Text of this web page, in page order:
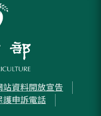
站資料開放宣告
護申訴電話